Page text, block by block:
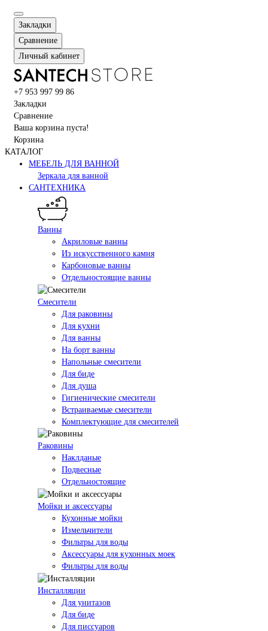
Закладки
Сравнение
Личный кабинет
+7 953 997 99 86
Закладки
Сравнение
Ваша корзина пуста!
Корзина
КАТАЛОГ
МЕБЕЛЬ ДЛЯ ВАННОЙ
Зеркала для ванной
САНТЕХНИКА
Ванны
Акриловые ванны
Из искусственного камня
Карбоновые ванны
Отдельностоящие ванны
Смесители
Для раковины
Для кухни
Для ванны
На борт ванны
Напольные смесители
Для биде
Для душа
Гигиенические смесители
Встраиваемые смесители
Комплектующие для смесителей
Раковины
Наклданые
Подвесные
Отдельностоящие
Мойки и аксессуары
Кухонные мойки
Измельчители
Фильтры для воды
Аксессуары для кухонных моек
Фильтры для воды
Инсталляции
Для унитазов
Для биде
Для писсуаров